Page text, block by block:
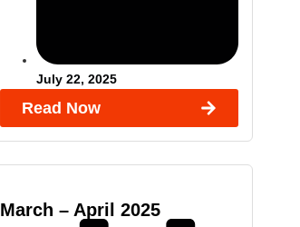
July 22, 2025
Read Now
March – April 2025